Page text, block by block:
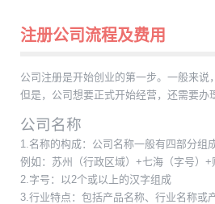
注册公司流程及费用
公司注册是开始创业的第一步。一般来
但是，公司想要正式开始经营，还需要
公司名称
1.名称的构成：公司名称一般有四部分组
例如：苏州（行政区域）+七海（字号）
2.字号：以2个或以上的汉字组成
3.行业特点：包括产品名称、行业名称或